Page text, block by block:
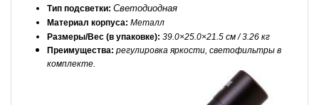
Тип подсветки: Светодиодная
Материал корпуса: Металл
Размеры/Вес (в упаковке): 39.0×25.0×21.5 см / 3.26 кг
Преимущества: регулировка яркости, светофильтры в
комплекте.